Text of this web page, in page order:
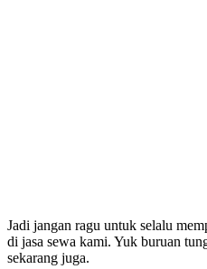
Jadi jangan ragu untuk selalu
di jasa sewa kami. Yuk buruan
sekarang juga.